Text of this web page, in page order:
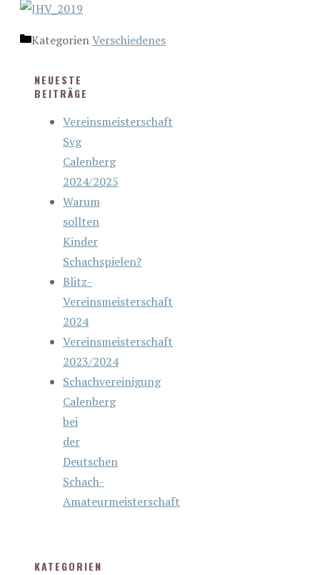
KategorienVerschiedenes
NEUESTE
BEITRÄGE
Vereinsmeisterschaft
Svg
Calenberg
2024/2025
Warum
sollten
Kinder
Schachspielen?
Blitz-
Vereinsmeisterschaft
2024
Vereinsmeisterschaft
2023/2024
Schachvereinigung
Calenberg
bei
der
Deutschen
Schach-
Amateurmeisterschaft
KATEGORIEN